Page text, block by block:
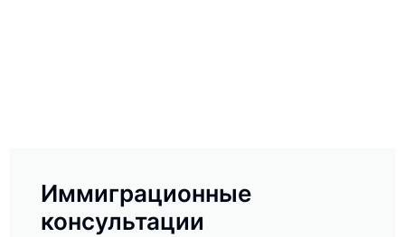
Иммиграционные
консультации